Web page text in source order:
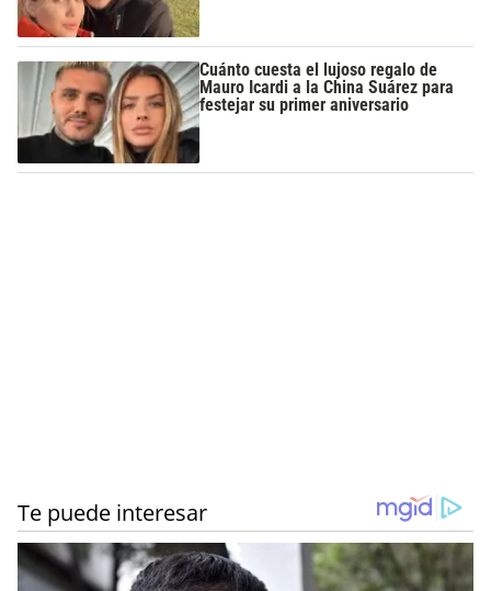
Cuánto cuesta el lujoso regalo de
Mauro Icardi a la China Suárez para
festejar su primer aniversario